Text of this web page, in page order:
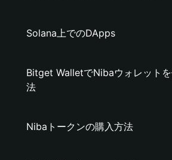
Solana上でのDApps
Bitget WalletでNibaウォレット
法
Nibaトークンの購入方法